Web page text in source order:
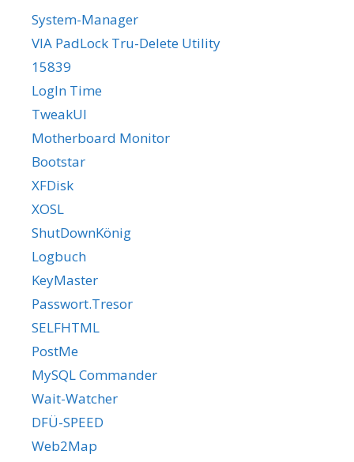
System-Manager
VIA PadLock Tru-Delete Utility
15839
LogIn Time
TweakUI
Motherboard Monitor
Bootstar
XFDisk
XOSL
ShutDownKönig
Logbuch
KeyMaster
Passwort.Tresor
SELFHTML
PostMe
MySQL Commander
Wait-Watcher
DFÜ-SPEED
Web2Map